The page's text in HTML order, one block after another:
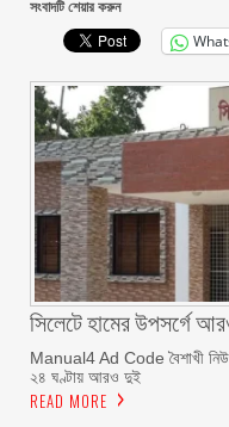
সংবাদটি শেয়ার করুন
সিলেটে হামের উপসর্গে
Manual4 Ad Code বৈশাখী
২৪ ঘণ্টায় আরও দুই
READ MORE